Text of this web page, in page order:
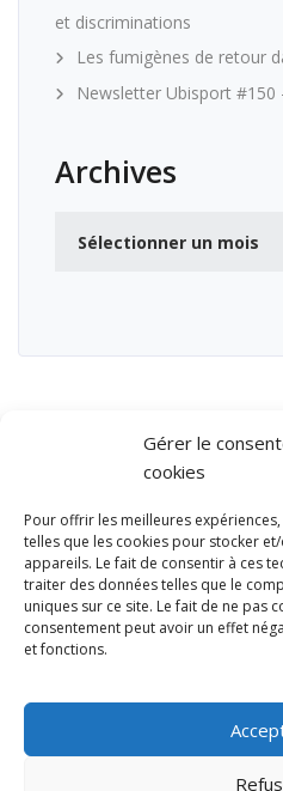
Gérer le
cookies
Pour offrir les meilleures
telles que les cookies pour stocker
appareils. Le fait de consentir à ces
traiter des données telles que le
uniques sur ce site. Le fait de ne pas
consentement peut avoir un effet
et fonctions.
et discriminations
Les fumigènes de retour
Newsletter Ubisport #150
Archives
et de